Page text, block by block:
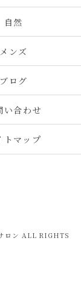
自然
メンズ
ブログ
い合わせ
トマップ
ロン ALL RIGHTS